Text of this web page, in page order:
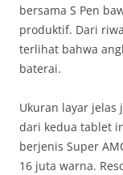
bersama S Pen
produktif. Dari
terlihat bahwa
baterai.
Ukuran layar jelas
dari kedua tablet
berjenis Super
16 juta warna.